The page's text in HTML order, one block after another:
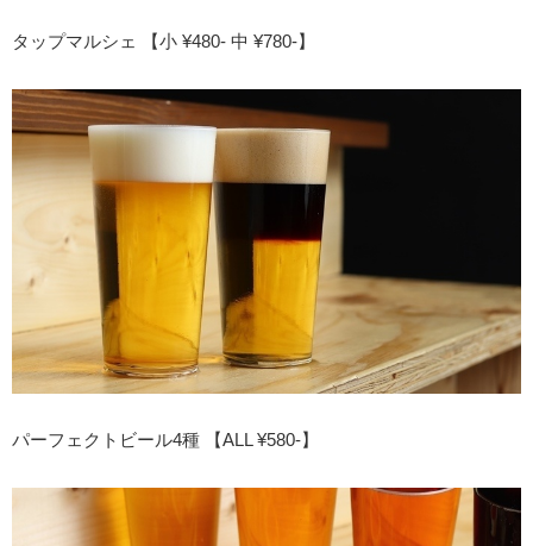
タップマルシェ 【小 ¥480- 中 ¥780-】
パーフェクトビール4種 【ALL ¥580-】